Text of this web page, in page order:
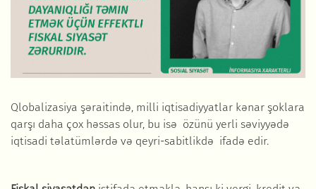
Qlobalizasiya şəraitində, milli iqtisadiyyatlar kənar şoklara
qarşı daha çox həssas olur, bu isə özünü yerli səviyyədə
iqtisadi təlatümlərdə və qeyri-sabitlikdə ifadə edir.